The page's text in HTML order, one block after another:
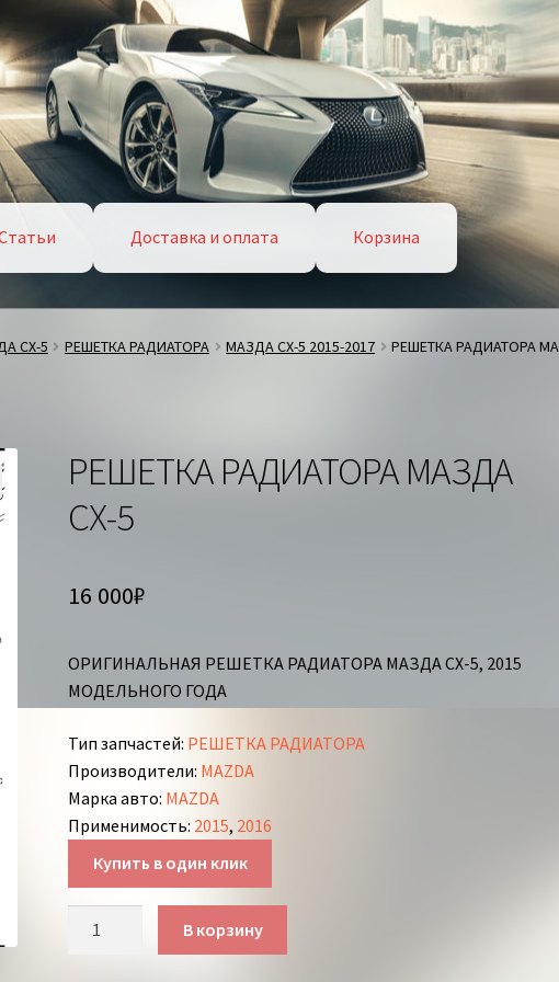
Доставка и оплата
Корзина
СХ-5 РЕШЕТКА РАДИАТОРА МАЗДА СХ-5 2015-2017 РЕШЕТКА РАДИАТОРА
РЕШЕТКА РАДИАТОРА МАЗДА
СХ-5
16 000₽
ОРИГИНАЛЬНАЯ РЕШЕТКА РАДИАТОРА МАЗДА СХ-5, 2015
МОДЕЛЬНОГО ГОДА
Тип запчастей: РЕШЕТКА РАДИАТОРА
Производители: MAZDA
Марка авто: MAZDA
Применимость: 2015, 2016
Купить в один клик
В корзину